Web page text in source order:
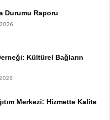
Durumu Raporu
Kültürel Bağların
Merkezi: Hizmette Kalite